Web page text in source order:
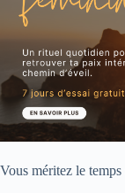
Vous méritez le